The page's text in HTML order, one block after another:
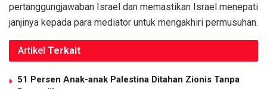
pertanggungjawaban Israel dan memastikan Israel menepati
janjinya kepada para mediator untuk mengakhiri permusuhan.
Artikel Terkait
51 Persen Anak-anak Palestina Ditahan Zionis Tanpa